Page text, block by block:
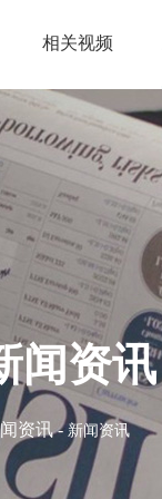
相关视频
闻资讯
资讯- 新闻资讯